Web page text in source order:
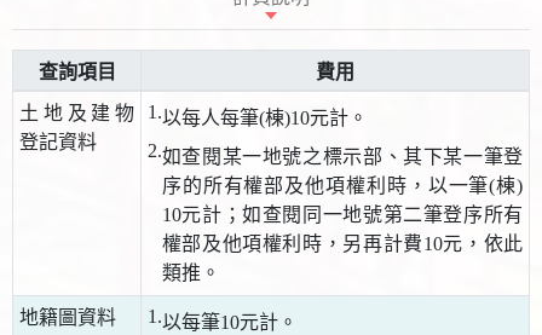
查詢項目
費用
土地及建物
登記資料
1.以每人每筆(棟)10元計。
2.如查閱某一地號之標示部、其下某一筆登
序的所有權部及他項權利時，以一筆(棟)
10元計；如查閱同一地號第二筆登序所有
權部及他項權利時，另再計費10元，依此
類推。
地籍圖資料 1.以每筆10元計。